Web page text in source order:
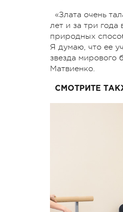
«Злата очень
лет и за три
природных
Я думаю, что ее
звезда мирового
Матвиенко.
СМОТРИТЕ